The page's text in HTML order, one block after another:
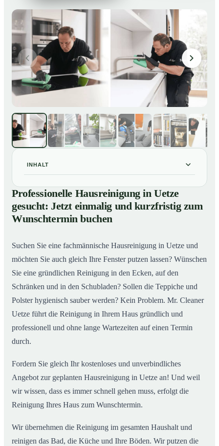
INHALT
01 Professionelle Hausreinigung in Uetze gesucht: Jetzt
einmalig und kurzfristig zum Wunschtermin buchen
So läuft eine professionelle Hausreinigung in Uetze ab
Professionelle Hausreinigung in Uetze
gesucht: Jetzt einmalig und kurzfristig zum
Wunschtermin buchen
Suchen Sie eine fachmännische Hausreinigung in Uetze und
möchten Sie auch gleich Ihre Fenster putzen lassen? Wünschen
Sie eine gründlichen Reinigung in den Ecken, auf den
Schränken und in den Schubladen? Sollen die Teppiche und
Polster hygienisch sauber werden? Kein Problem. Mr. Cleaner
Uetze führt die Reinigung in Ihrem Haus gründlich und
professionell und ohne lange Wartezeiten auf einen Termin
durch.
Fordern Sie gleich Ihr kostenloses und unverbindliches
Angebot zur geplanten Hausreinigung in Uetze an! Und weil
wir wissen, dass es immer schnell gehen muss, erfolgt die
Reinigung Ihres Haus zum Wunschtermin.
Wir übernehmen die Reinigung im gesamten Haushalt und
reinigen das Bad, die Küche und Ihre Böden. Wir putzen die